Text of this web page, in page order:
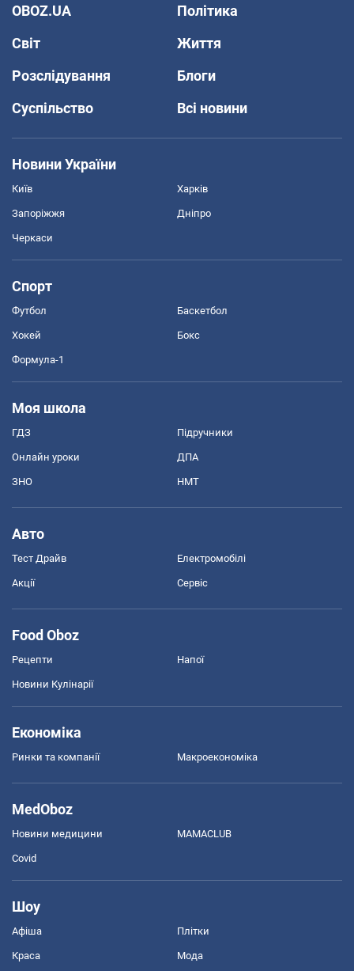
OBOZ.UA
Політика
Світ
Життя
Розслідування
Блоги
Суспільство
Всі новини
Новини України
Київ Харків
Запоріжжя Дніпро
Черкаси
Спорт
Футбол Баскетбол
Хокей Бокс
Формула-1
Моя школа
ГДЗ Підручники
Онлайн уроки ДПА
ЗНО НМТ
Авто
Тест Драйв Електромобілі
Акції Сервіс
Food Oboz
Рецепти Напої
Новини Кулінарії
Економіка
Ринки та компанії Макроекономіка
MedOboz
Новини медицини MAMACLUB
Covid
Шоу
Афіша Плітки
Краса Мода